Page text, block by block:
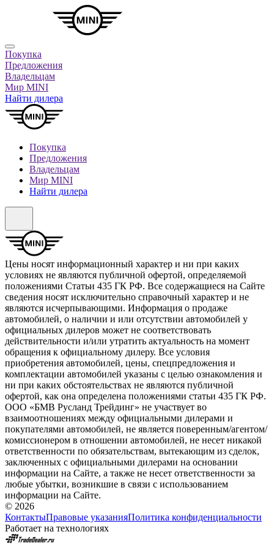
Покупка
Предложения
Владельцам
Мир MINI
Найти дилера
Покупка
Предложения
Владельцам
Мир MINI
Найти дилера
Цены носят информационный характер и ни при каких
условиях не являются публичной офертой, определяемой
положениями Статьи 435 ГК РФ. Все содержащиеся на Сайте
сведения носят исключительно справочный характер и не
являются исчерпывающими. Информация о продаже
автомобилей, о наличии и или отсутствии автомобилей у
официальных дилеров может не соответствовать
действительности и/или утратить актуальность на момент
обращения к официальному дилеру. Все условия
приобретения автомобилей, цены, спецпредложения и
комплектации автомобилей указаны с целью ознакомления и
ни при каких обстоятельствах не являются публичной
офертой, как она определена положениями статьи 435 ГК РФ.
ООО «БМВ Русланд Трейдинг» не участвует во
взаимоотношениях между официальными дилерами и
покупателями автомобилей, не является поверенным/агентом/
комиссионером в отношении автомобилей, не несет никакой
ответственности по обязательствам, вытекающим из сделок,
заключенных с официальными дилерами на основании
информации на Сайте, а также не несет ответственности за
любые убытки, возникшие в связи с использованием
информации на Сайте.
© 2026
КонтактыПравовые указанияПолитика конфиденциальности
Работает на технологиях